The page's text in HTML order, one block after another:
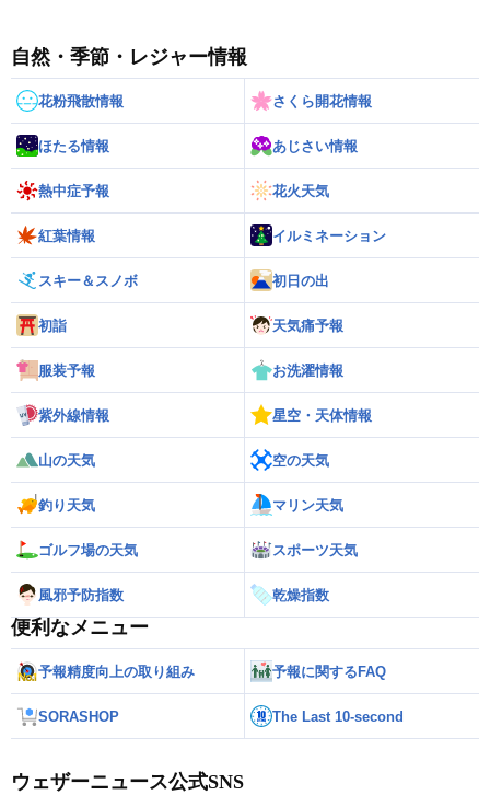
自然・季節・レジャー情報
花粉飛散情報 さくら開花情報
ほたる情報 あじさい情報
熱中症予報 花火天気
紅葉情報 イルミネーション
スキー＆スノボ 初日の出
初詣 天気痛予報
服装予報 お洗濯情報
紫外線情報 星空・天体情報
山の天気 空の天気
釣り天気 マリン天気
ゴルフ場の天気 スポーツ天気
風邪予防指数 乾燥指数
便利なメニュー
予報精度向上の取り組み 予報に関するFAQ
SORASHOP The Last 10-second
ウェザーニュース公式SNS